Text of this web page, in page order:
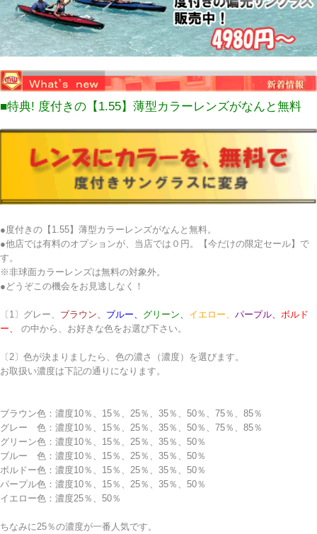
■特典! 度付きの【1.55】薄型カラーレンズがなんと無料
●度付きの【1.55】薄型カラーレンズがなんと無料。
●他店では有料のオプションが、当店では０円。【今だけの限定セール】で
す。
※非球面カラーレンズは無料の対象外。
●どうぞこの機会をお見逃しなく！
〔1〕 グレー、 ブラウン、 ブルー、 グリーン、 イエロー、 パープル、 ボルド
ー、
の中から、お好きな色をお選び下さい。
〔2〕色が決まりましたら、色の濃さ（濃度）を選びます。
お取扱い濃度は下記の通りになります。
ブラウン色：濃度10％、15％、25％、35％、50％、75％、85％
グレー 色：濃度10％、15％、25％、35％、50％、75％、85％
グリーン色：濃度10％、15％、25％、35％、50％
ブルー 色：濃度10％、15％、25％、35％、50％
ボルドー色：濃度10％、15％、25％、35％、50％
パープル色：濃度10％、15％、25％、35％、50％
イエロー色：濃度25％、50％
ちなみに25％の濃度が一番人気です。